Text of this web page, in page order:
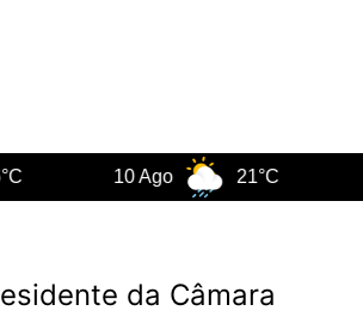
21°C
da Câmara